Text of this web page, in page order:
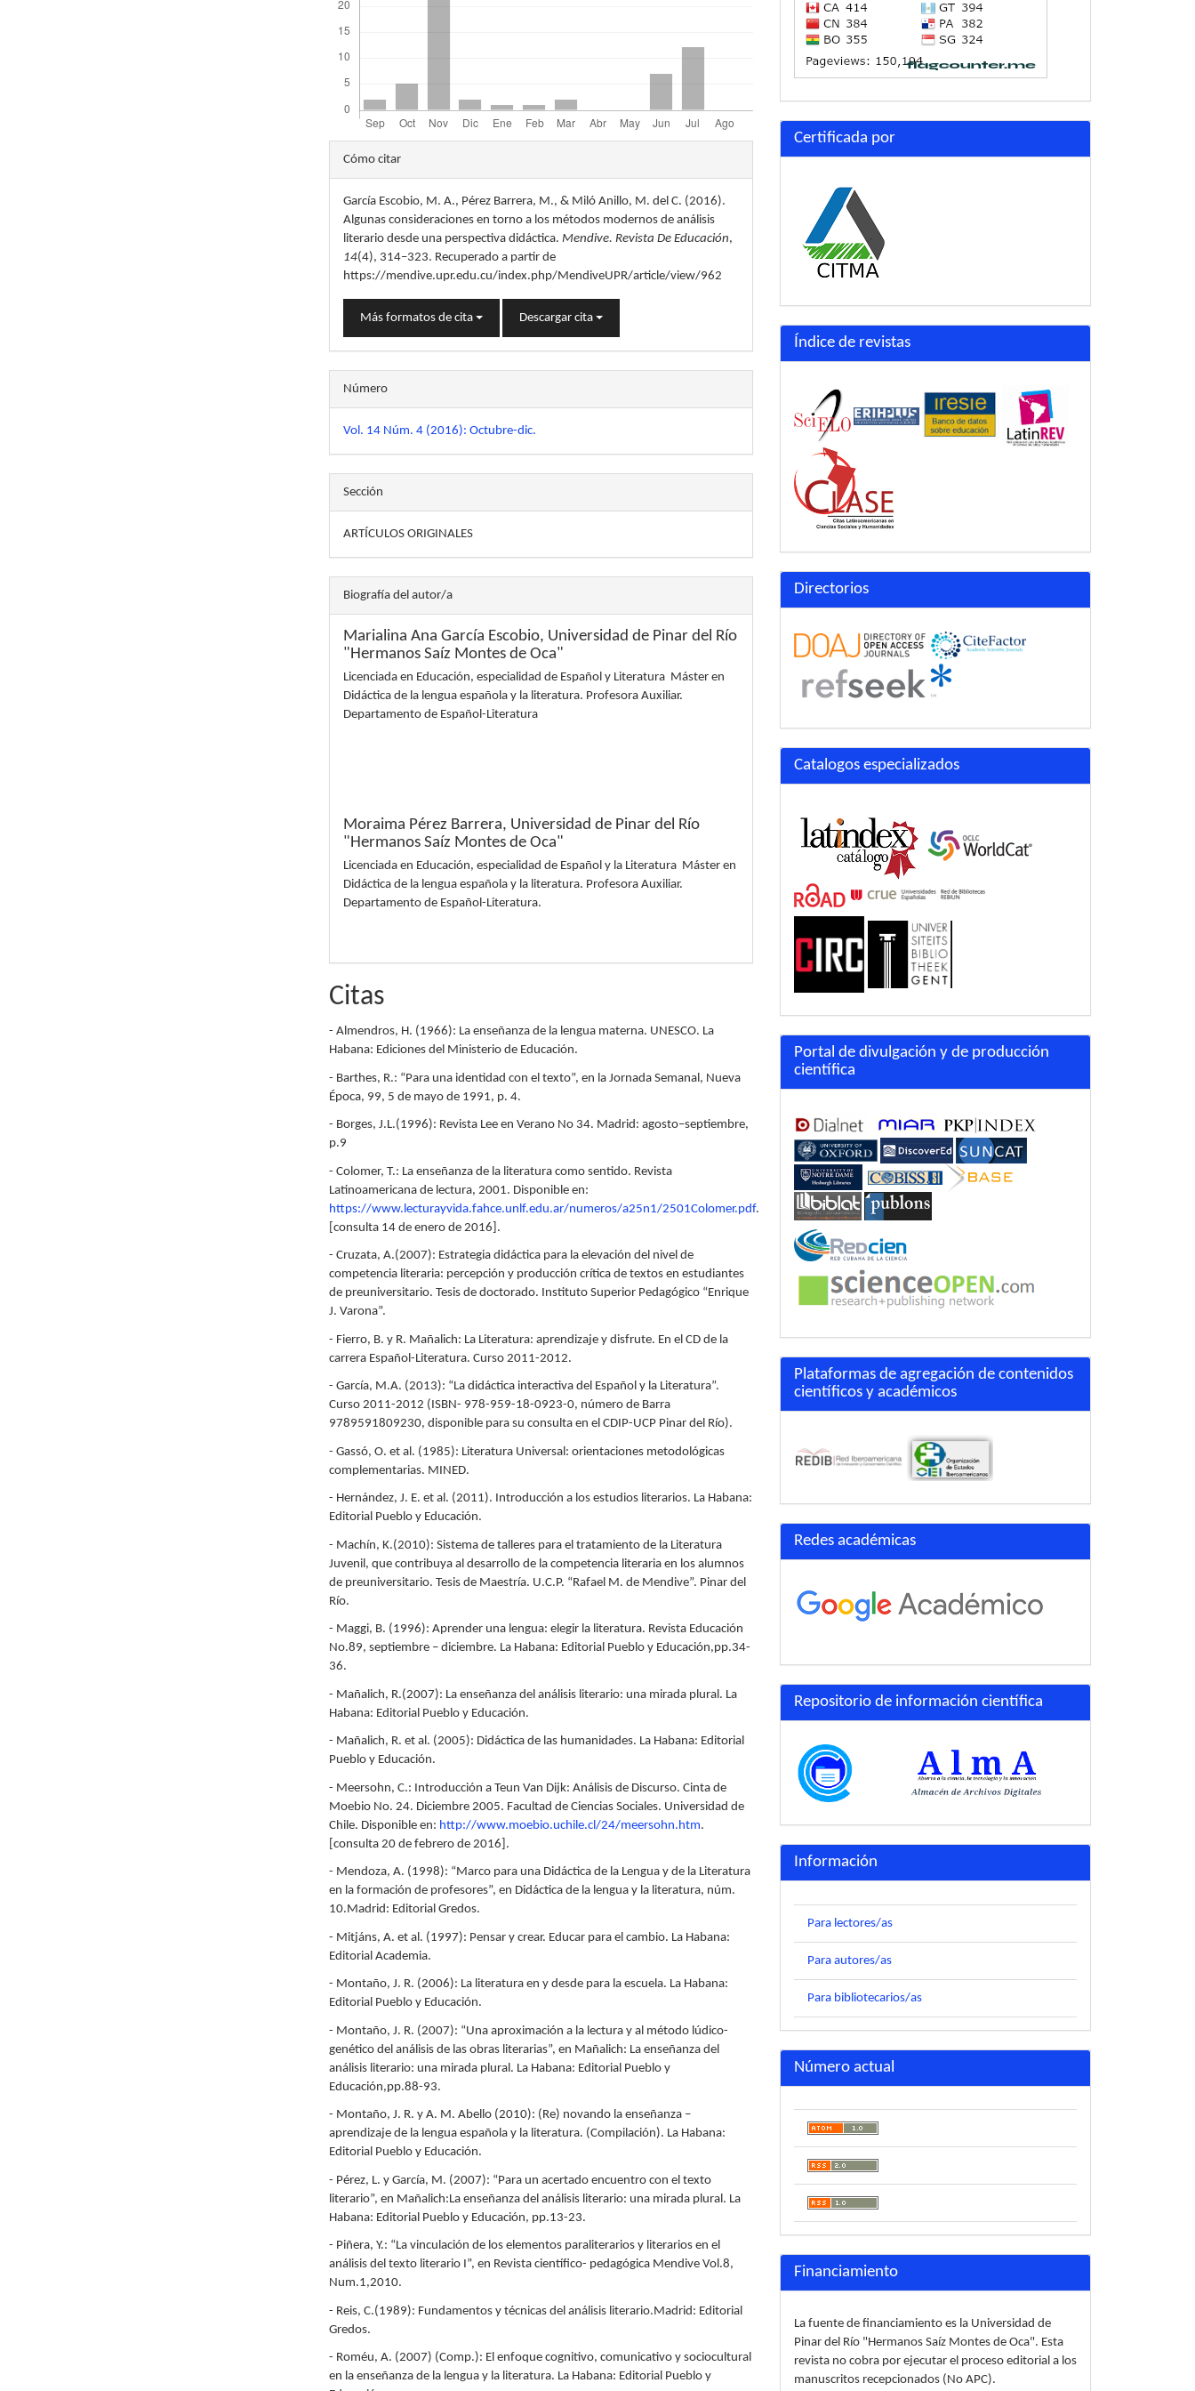
Detalles
del
artículo
Cómo citar
García Escobio, M. A., Pérez Barrera, M., & Miló Anillo, M. del C. (2016).
Algunas consideraciones en torno a los métodos modernos de análisis
literario desde una perspectiva didáctica.Mendive. Revista De Educación,
14(4), 314–323. Recuperado a partir de
https://mendive.upr.edu.cu/index.php/MendiveUPR/article/view/962
Más formatos de cita Descargar cita
Número
Vol. 14 Núm. 4 (2016): Octubre-dic.
Sección
ARTÍCULOS ORIGINALES
Biografía del autor/a
Marialina Ana García Escobio, Universidad de Pinar del Río
"Hermanos Saíz Montes de Oca"
Licenciada en Educación, especialidad de Español y Literatura Máster en
Didáctica de la lengua española y la literatura. Profesora Auxiliar.
Departamento de Español-Literatura
Moraima Pérez Barrera, Universidad de Pinar del Río
"Hermanos Saíz Montes de Oca"
Licenciada en Educación, especialidad de Español y la Literatura Máster en
Didáctica de la lengua española y la literatura. Profesora Auxiliar.
Departamento de Español-Literatura.
Citas
- Almendros, H. (1966): La enseñanza de la lengua materna. UNESCO. La
Habana: Ediciones del Ministerio de Educación.
- Barthes, R.: “Para una identidad con el texto”, en la Jornada Semanal, Nueva
Época, 99, 5 de mayo de 1991, p. 4.
- Borges, J.L.(1996): Revista Lee en Verano No 34. Madrid: agosto–septiembre,
p.9
- Colomer, T.: La enseñanza de la literatura como sentido. Revista
Latinoamericana de lectura, 2001. Disponible en:
https://www.lecturayvida.fahce.unlf.edu.ar/numeros/a25n1/2501Colomer.pdf.
[consulta 14 de enero de 2016].
- Cruzata, A.(2007): Estrategia didáctica para la elevación del nivel de
competencia literaria: percepción y producción crítica de textos en estudiantes
de preuniversitario. Tesis de doctorado. Instituto Superior Pedagógico “Enrique
J. Varona”.
- Fierro, B. y R. Mañalich: La Literatura: aprendizaje y disfrute. En el CD de la
carrera Español-Literatura. Curso 2011-2012.
- García, M.A. (2013): “La didáctica interactiva del Español y la Literatura”.
Curso 2011-2012 (ISBN- 978-959-18-0923-0, número de Barra
9789591809230, disponible para su consulta en el CDIP-UCP Pinar del Río).
- Gassó, O. et al. (1985): Literatura Universal: orientaciones metodológicas
complementarias. MINED.
- Hernández, J. E. et al. (2011). Introducción a los estudios literarios. La Habana:
Editorial Pueblo y Educación.
- Machín, K.(2010): Sistema de talleres para el tratamiento de la Literatura
Juvenil, que contribuya al desarrollo de la competencia literaria en los alumnos
de preuniversitario. Tesis de Maestría. U.C.P. “Rafael M. de Mendive”. Pinar del
Río.
- Maggi, B. (1996): Aprender una lengua: elegir la literatura. Revista Educación
No.89, septiembre – diciembre. La Habana: Editorial Pueblo y Educación,pp.34-
36.
- Mañalich, R.(2007): La enseñanza del análisis literario: una mirada plural. La
Habana: Editorial Pueblo y Educación.
- Mañalich, R. et al. (2005): Didáctica de las humanidades. La Habana: Editorial
Pueblo y Educación.
- Meersohn, C.: Introducción a Teun Van Dijk: Análisis de Discurso. Cinta de
Moebio No. 24. Diciembre 2005. Facultad de Ciencias Sociales. Universidad de
Chile. Disponible en: http://www.moebio.uchile.cl/24/meersohn.htm.
[consulta 20 de febrero de 2016].
- Mendoza, A. (1998): “Marco para una Didáctica de la Lengua y de la Literatura
en la formación de profesores”, en Didáctica de la lengua y la literatura, núm.
10.Madrid: Editorial Gredos.
- Mitjáns, A. et al. (1997): Pensar y crear. Educar para el cambio. La Habana:
Editorial Academia.
- Montaño, J. R. (2006): La literatura en y desde para la escuela. La Habana:
Editorial Pueblo y Educación.
- Montaño, J. R. (2007): “Una aproximación a la lectura y al método lúdico-
genético del análisis de las obras literarias”, en Mañalich: La enseñanza del
análisis literario: una mirada plural. La Habana: Editorial Pueblo y
Educación,pp.88-93.
- Montaño, J. R. y A. M. Abello (2010): (Re) novando la enseñanza –
aprendizaje de la lengua española y la literatura. (Compilación). La Habana:
Editorial Pueblo y Educación.
- Pérez, L. y García, M. (2007): “Para un acertado encuentro con el texto
literario”, en Mañalich:La enseñanza del análisis literario: una mirada plural. La
Habana: Editorial Pueblo y Educación, pp.13-23.
- Piñera, Y.: “La vinculación de los elementos paraliterarios y literarios en el
análisis del texto literario I”, en Revista científico- pedagógica Mendive Vol.8,
Num.1,2010.
- Reis, C.(1989): Fundamentos y técnicas del análisis literario.Madrid: Editorial
Gredos.
- Roméu, A. (2007) (Comp.): El enfoque cognitivo, comunicativo y sociocultural
en la enseñanza de la lengua y la literatura. La Habana: Editorial Pueblo y
Certificada por
Índice de revistas
Directorios
Catalogos especializados
Portal de divulgación y de producción
científica
Plataformas de agregación de contenidos
científicos y académicos
Redes académicas
Repositorio de información científica
Información
Para lectores/as
Para autores/as
Para bibliotecarios/as
Número actual
Financiamiento
La fuente de financiamiento es la Universidad de
Pinar del Río "Hermanos Saíz Montes de Oca". Esta
revista no cobra por ejecutar el proceso editorial a los
manuscritos recepcionados (No APC).